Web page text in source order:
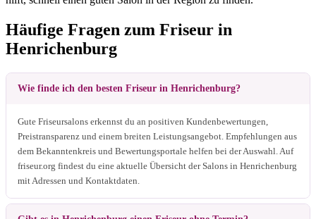
Häufige Fragen zum Friseur in
Henrichenburg
Wie finde ich den besten Friseur in Henrichenburg?
Gute Friseursalons erkennst du an positiven Kundenbewertungen,
Preistransparenz und einem breiten Leistungsangebot. Empfehlungen aus
dem Bekanntenkreis und Bewertungsportale helfen bei der Auswahl. Auf
friseur.org findest du eine aktuelle Übersicht der Salons in Henrichenburg
mit Adressen und Kontaktdaten.